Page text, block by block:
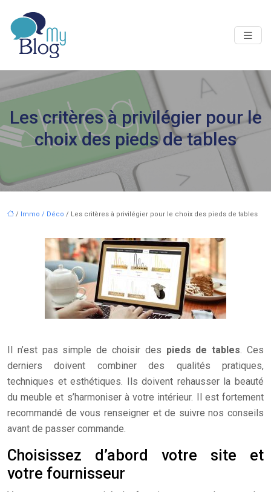
Les critères à privilégier pour le
choix des pieds de tables
/ Immo / Déco / Les critères à privilégier pour le choix des pieds de tables
Il n’est pas simple de choisir des pieds de tables. Ces
derniers doivent combiner des qualités pratiques,
techniques et esthétiques. Ils doivent rehausser la beauté
du meuble et s’harmoniser à votre intérieur. Il est fortement
recommandé de vous renseigner et de suivre nos conseils
avant de passer commande.
Choisissez d’abord votre site et
votre fournisseur